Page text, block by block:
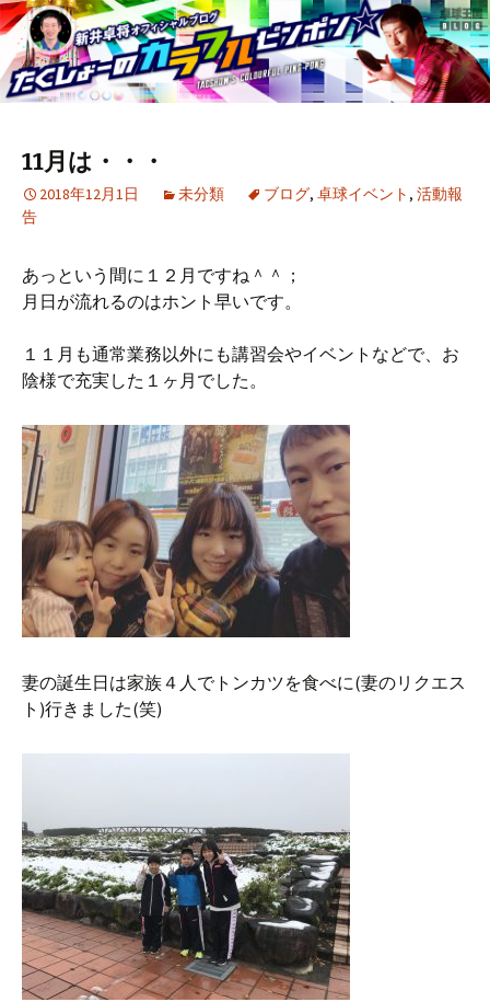
11月は・・・
2018年12月1日 未分類 ブログ, 卓球イベント , 活動報
告
あっという間に１２月ですね＾＾；
月日が流れるのはホント早いです。
１１月も通常業務以外にも講習会やイベントなどで、お
陰様で充実した１ヶ月でした。
妻の誕生日は家族４人でトンカツを食べに(妻のリクエス
ト)行きました(笑)